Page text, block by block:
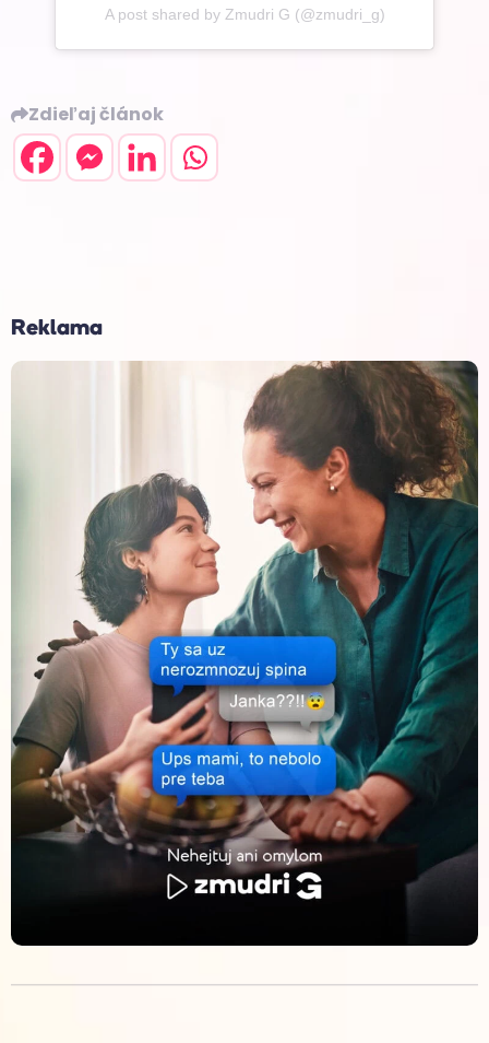
A post shared by Zmudri G (@zmudri_g)
Zdieľaj článok
Reklama